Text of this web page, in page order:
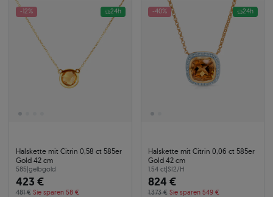
-12% 24h
Halskette mit Citrin 0,58 ct 585er
Gold 42 cm
585|gelbgold
423 €
481 € Sie sparen 58 €
-40% 24h
Halskette mit Citrin 0,06 ct 585er
Gold 42 cm
1.54 ct|SI2/H
824 €
1.373 € Sie sparen 549 €